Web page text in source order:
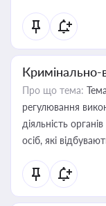
Кримінально-
Про що тема:
регулювання
діяльність
осіб, які